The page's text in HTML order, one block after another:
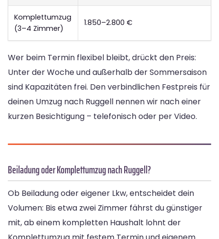
Komplettumzug
(3–4 Zimmer)
1.850–2.800 €
Wer beim Termin flexibel bleibt, drückt den Preis:
Unter der Woche und außerhalb der Sommersaison
sind Kapazitäten frei. Den verbindlichen Festpreis für
deinen Umzug nach Ruggell nennen wir nach einer
kurzen Besichtigung – telefonisch oder per Video.
Beiladung oder Komplettumzug nach Ruggell?
Ob Beiladung oder eigener Lkw, entscheidet dein
Volumen: Bis etwa zwei Zimmer fährst du günstiger
mit, ab einem kompletten Haushalt lohnt der